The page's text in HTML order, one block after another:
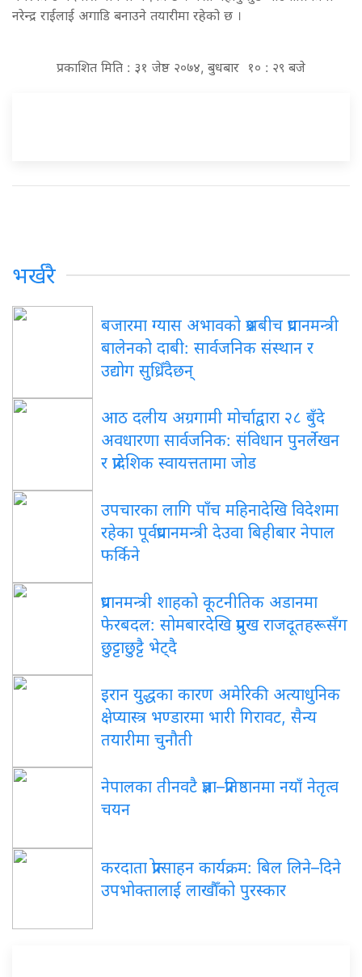
नरेन्द्र राईलाई अगाडि बनाउने तयारीमा रहेको छ ।
प्रकाशित मिति : ३१ जेष्ठ २०७४, बुधबार १० : २९ बजे
भर्खरै
बजारमा ग्यास अभावको प्रश्नबीच प्रधानमन्त्री
बालेनको दाबी: सार्वजनिक संस्थान र
उद्योग सुध्रिँदैछन्
आठ दलीय अग्रगामी मोर्चाद्वारा २८ बुँदे
अवधारणा सार्वजनिक: संविधान पुनर्लेखन
र प्रादेशिक स्वायत्ततामा जोड
उपचारका लागि पाँच महिनादेखि विदेशमा
रहेका पूर्वप्रधानमन्त्री देउवा बिहीबार नेपाल
फर्किने
प्रधानमन्त्री शाहको कूटनीतिक अडानमा
फेरबदल: सोमबारदेखि प्रमुख राजदूतहरूसँग
छुट्टाछुट्टै भेट्दै
इरान युद्धका कारण अमेरिकी अत्याधुनिक
क्षेप्यास्त्र भण्डारमा भारी गिरावट, सैन्य
तयारीमा चुनौती
नेपालका तीनवटै प्रज्ञा–प्रतिष्ठानमा नयाँ नेतृत्व
चयन
करदाता प्रोत्साहन कार्यक्रम: बिल लिने–दिने
उपभोक्तालाई लाखौँको पुरस्कार